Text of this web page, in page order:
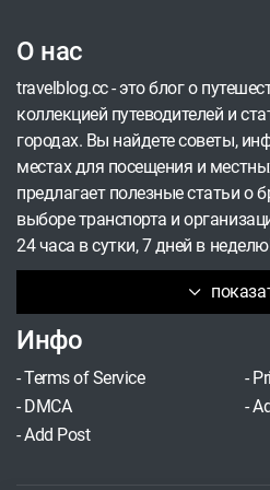
О нас
travelblog.cc - это блог о
коллекцией путеводителей и
городах. Вы найдете советы,
местах для посещения и
предлагает полезные статьи о
выборе транспорта и
24 часа в сутки, 7 дней в
Инфо
-Terms of Service -
- DMCA -
-Add Post